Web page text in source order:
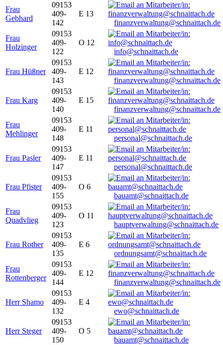
Frau
Gebhard
09153
409-
142
E 13
finanzverwaltung@schnaittach.de
Frau
Holzinger
09153
409-
122
O 12
info@schnaittach.de
Frau Hüßner
09153
409-
143
E 12
finanzverwaltung@schnaittach.de
Frau Karg
09153
409-
140
E 15
finanzverwaltung@schnaittach.de
Frau
Mehlinger
09153
409-
148
E 11
personal@schnaittach.de
Frau Pasler
09153
409-
147
E 11
personal@schnaittach.de
Frau Pfister
09153
409-
155
O 6
bauamt@schnaittach.de
Frau
Quadvlieg
09153
409-
123
O 11
hauptverwaltung@schnaittach.de
Frau Rother
09153
409-
135
E 6
ordnungsamt@schnaittach.de
Frau
Rottenberger
09153
409-
144
E 12
finanzverwaltung@schnaittach.de
Herr Shamo
09153
409-
132
E 4
ewo@schnaittach.de
Herr Steger
09153
409-
150
O 5
bauamt@schnaittach.de